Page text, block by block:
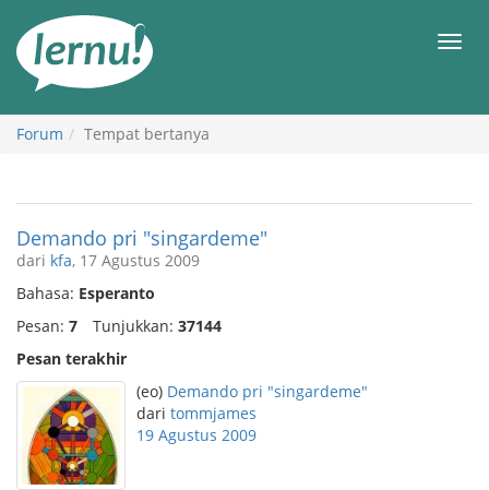
daftar
Forum Tempat bertanya
Demando pri "singardeme"
dari kfa, 17 Agustus 2009
Bahasa: Esperanto
Pesan: 7 Tunjukkan: 37144
Pesan terakhir
(eo) Demando pri "singardeme"
dari tommjames
19 Agustus 2009